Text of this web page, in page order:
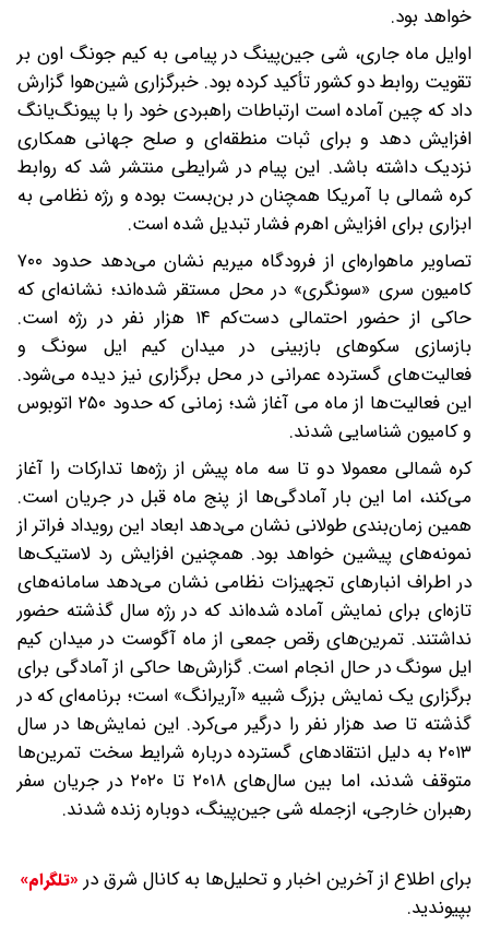
خواهد بود.
اوایل ماه جاری، شی جین‌پینگ در پیامی به کیم جونگ اون بر
تقویت روابط دو کشور تأکید کرده بود. خبرگزاری شین‌هوا گزارش
داد که چین آماده است ارتباطات راهبردی خود را با پیونگ‌یانگ
افزایش دهد و برای ثبات منطقه‌ای و صلح جهانی همکاری
نزدیک داشته باشد. این پیام در شرایطی منتشر شد که روابط
کره شمالی با آمریکا همچنان در بن‌بست بوده و رژه نظامی به
ابزاری برای افزایش اهرم فشار تبدیل شده است.
تصاویر ماهواره‌ای از فرودگاه میریم نشان می‌دهد حدود ۷۰۰
کامیون سری «سونگری» در محل مستقر شده‌اند؛ نشانه‌ای که
حاکی از حضور احتمالی دست‌کم ۱۴ هزار نفر در رژه است.
بازسازی سکوهای بازبینی در میدان کیم ایل سونگ و
فعالیت‌های گسترده عمرانی در محل برگزاری نیز دیده می‌شود.
این فعالیت‌ها از ماه می ‌آغاز شد؛ زمانی که حدود ۲۵۰ اتوبوس
و کامیون شناسایی شدند.
کره شمالی معمولا دو تا سه ماه پیش از رژه‌ها تدارکات را آغاز
می‌کند، اما این بار آمادگی‌ها از پنج ماه قبل در جریان است.
همین زمان‌بندی طولانی نشان می‌دهد ابعاد این رویداد فراتر از
نمونه‌های پیشین خواهد بود. همچنین افزایش رد لاستیک‌ها
در اطراف انبارهای تجهیزات نظامی نشان می‌دهد سامانه‌های
تازه‌ای برای نمایش آماده شده‌اند که در رژه سال گذشته حضور
نداشتند. تمرین‌های رقص جمعی از ماه آگوست در میدان کیم
ایل سونگ در حال انجام است. گزارش‌ها حاکی از آمادگی برای
برگزاری یک نمایش بزرگ شبیه «آریرانگ» است؛ برنامه‌ای که در
گذشته تا صد هزار نفر را درگیر می‌کرد. این نمایش‌ها در سال
۲۰۱۳ به دلیل انتقادهای گسترده درباره شرایط سخت تمرین‌ها
متوقف شدند، اما بین سال‌های ۲۰۱۸ تا ۲۰۲۰ در جریان سفر
رهبران خارجی، از‌جمله شی جین‌پینگ، دوباره زنده شدند.
برای اطلاع از آخرین اخبار و تحلیل‌ها به کانال شرق در «تلگرام»
بپیوندید.